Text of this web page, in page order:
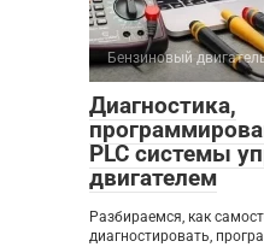
Бензиновый
Диагностика,
PLC системы
двигателем
Разбираемся, как
диагностировать,